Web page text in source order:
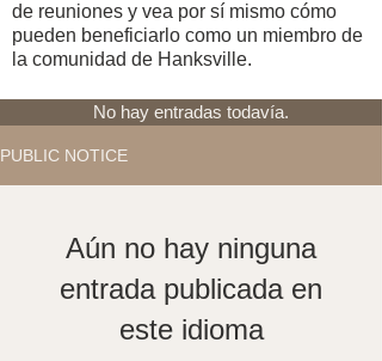
de reuniones y vea por sí mismo cómo
pueden beneficiarlo como un miembro de
la comunidad de Hanksville.
No hay entradas todavía.
PUBLIC NOTICE
Aún no hay ninguna
entrada publicada en
este idioma